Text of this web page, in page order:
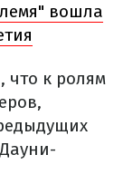
вошла
что к ролям